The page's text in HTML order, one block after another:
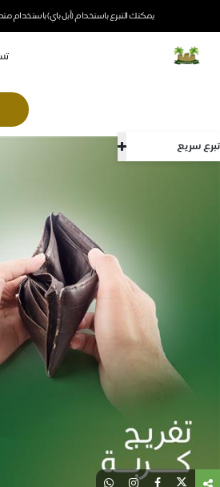
يمكنك التبرع باستخدام (أبل باي) باستخدام
تبرع سريع